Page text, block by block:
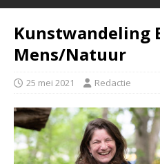
Kunstwandeling
Mens/Natuur
25 mei 2021 Redactie